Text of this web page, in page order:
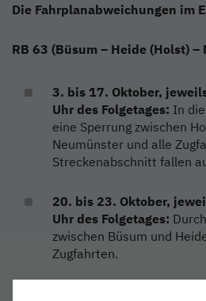
Die Fahrplanabweichungen im
RB 63 (Büsum – Heide (Holst) –
3. bis 17. Oktober,
Uhr des Folgetages: In
eine Sperrung zwischen
Neumünster und alle
Streckenabschnitt fallen
20. bis 23. Oktober,
Uhr des Folgetages:
zwischen Büsum und
Zugfahrten.